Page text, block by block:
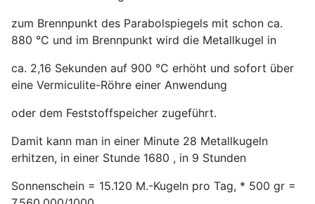
zum Brennpunkt des Parabolspiegels mit schon ca.
880 °C und im Brennpunkt wird die Metallkugel in
ca. 2,16 Sekunden auf 900 °C erhöht und sofort über
eine Vermiculite-Röhre einer Anwendung
oder dem Feststoffspeicher zugeführt.
Damit kann man in einer Minute 28 Metallkugeln
erhitzen, in einer Stunde 1680 , in 9 Stunden
Sonnenschein = 15.120 M.-Kugeln pro Tag, * 500 gr =